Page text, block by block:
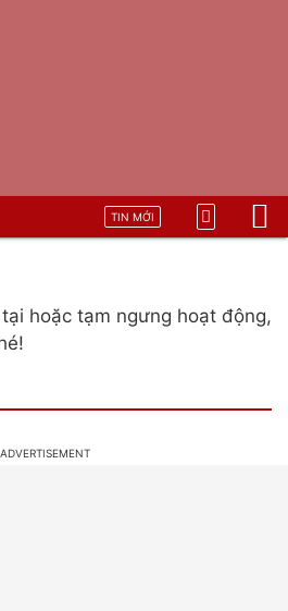
TIN MỚI
hoặc tạm ngưng hoạt động,